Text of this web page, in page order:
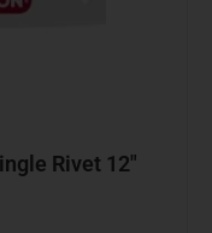
Rivet 12″